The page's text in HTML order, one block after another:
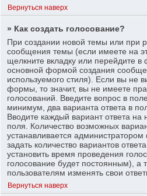
Вернуться наверх
» Как создать голосование?
При создании новой темы или при
сообщения темы (если имеете на
щелкните вкладку или перейдите
основной формой создания
используемого стиля). Если вы не
формы, то значит, вы не имеете
голосований. Введите вопрос в
минимум, два варианта ответа в
Вводите каждый вариант ответа на
поля. Количество возможных
устанавливается
задать количество вариантов
установить время проведения
голосование будет постоянным), а
пользователям изменять свои
Вернуться наверх